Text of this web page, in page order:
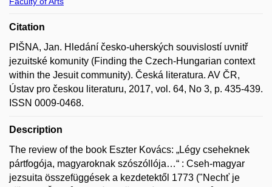
Citation
PIŠNA, Jan. Hledání česko-uherských souvislostí uvnitř
jezuitské komunity (Finding the Czech-Hungarian context
within the Jesuit community). Česká literatura. AV ČR,
Ústav pro českou literaturu, 2017, vol. 64, No 3, p. 435-439.
ISSN 0009-0468.
Description
The review of the book Eszter Kovács: „Légy cseheknek
pártfogója, magyaroknak szószóllója…“ : Cseh-magyar
jezsuita összefüggések a kezdetektől 1773 ("Nechť je